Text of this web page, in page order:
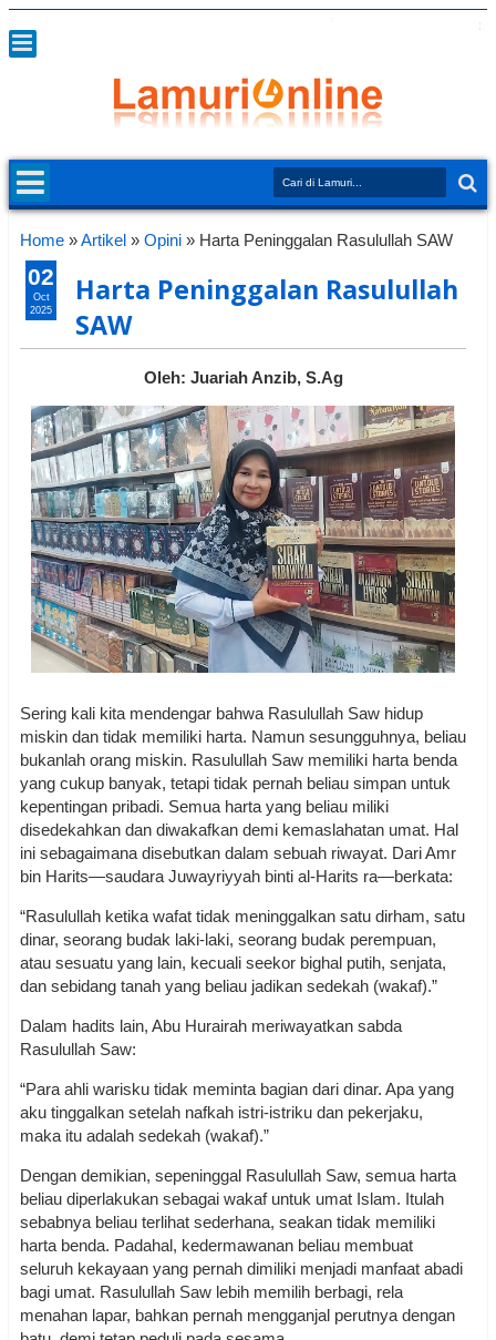
Home »Artikel » Opini » Harta Peninggalan Rasulullah SAW
Harta Peninggalan Rasulullah
SAW
Oleh: Juariah Anzib, S.Ag
Sering kali kita mendengar bahwa Rasulullah Saw hidup
miskin dan tidak memiliki harta. Namun sesungguhnya, beliau
bukanlah orang miskin. Rasulullah Saw memiliki harta benda
yang cukup banyak, tetapi tidak pernah beliau simpan untuk
kepentingan pribadi. Semua harta yang beliau miliki
disedekahkan dan diwakafkan demi kemaslahatan umat. Hal
ini sebagaimana disebutkan dalam sebuah riwayat. Dari Amr
bin Harits—saudara Juwayriyyah binti al-Harits ra—berkata:
“Rasulullah ketika wafat tidak meninggalkan satu dirham, satu
dinar, seorang budak laki-laki, seorang budak perempuan,
atau sesuatu yang lain, kecuali seekor bighal putih, senjata,
dan sebidang tanah yang beliau jadikan sedekah (wakaf).”
Dalam hadits lain, Abu Hurairah meriwayatkan sabda
Rasulullah Saw:
“Para ahli warisku tidak meminta bagian dari dinar. Apa yang
aku tinggalkan setelah nafkah istri-istriku dan pekerjaku,
maka itu adalah sedekah (wakaf).”
Dengan demikian, sepeninggal Rasulullah Saw, semua harta
beliau diperlakukan sebagai wakaf untuk umat Islam. Itulah
sebabnya beliau terlihat sederhana, seakan tidak memiliki
harta benda. Padahal, kedermawanan beliau membuat
seluruh kekayaan yang pernah dimiliki menjadi manfaat abadi
bagi umat. Rasulullah Saw lebih memilih berbagi, rela
menahan lapar, bahkan pernah mengganjal perutnya dengan
02
Oct
2025